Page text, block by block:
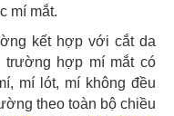
mí mắt.
kết hợp với cắt da
trường hợp mí mắt có
mí lót, mí không đều
theo toàn bộ chiều